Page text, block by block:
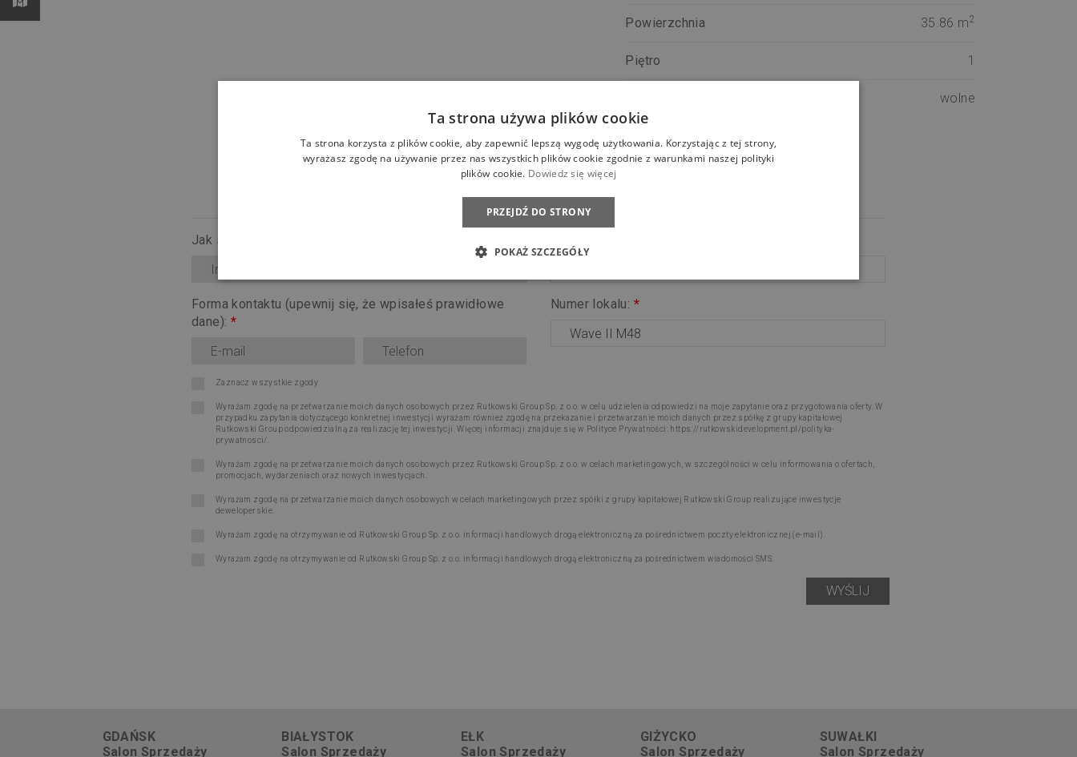
Powierzchnia 35.86 m2
Piętro 1
wolne
CHCĘ POZNAĆ SZCZEGÓŁY LOKALU
Proszę o kontakt.
Jak się nazywasz?
Forma kontaktu (upewnij się, że wpisałeś prawidłowe
dane): *
Numer lokalu: *
Zaznacz wszystkie zgody
Wyrażam zgodę na przetwarzanie moich danych osobowych przez Rutkowski Group Sp. z o.o. w celu udzielenia odpowiedzi na moje zapytanie oraz przygotowania oferty. W
przypadku zapytania dotyczącego konkretnej inwestycji wyrażam również zgodę na przekazanie i przetwarzanie moich danych przez spółkę z grupy kapitałowej
Rutkowski Group odpowiedzialną za realizację tej inwestycji. Więcej informacji znajduje się w Polityce Prywatności: https://rutkowskidevelopment.pl/polityka-
prywatnosci/.
Wyrażam zgodę na przetwarzanie moich danych osobowych przez Rutkowski Group Sp. z o.o. w celach marketingowych, w szczególności w celu informowania o ofertach,
promocjach, wydarzeniach oraz nowych inwestycjach.
Wyrażam zgodę na przetwarzanie moich danych osobowych w celach marketingowych przez spółki z grupy kapitałowej Rutkowski Group realizujące inwestycje
deweloperskie.
Wyrażam zgodę na otrzymywanie od Rutkowski Group Sp. z o.o. informacji handlowych drogą elektroniczną za pośrednictwem poczty elektronicznej (e-mail).
Wyrażam zgodę na otrzymywanie od Rutkowski Group Sp. z o.o. informacji handlowych drogą elektroniczną za pośrednictwem wiadomości SMS.
GDAŃSK
Salon Sprzedaży
BIAŁYSTOK
Salon Sprzedaży
EŁK
Salon Sprzedaży
GIŻYCKO
Salon Sprzedaży
SUWAŁKI
Salon Sprzedaży
Ta strona używa plików cookie
Ta strona korzysta z plików cookie, aby zapewnić lepszą wygodę użytkowania. Korzystając z tej strony,
wyrażasz zgodę na używanie przez nas wszystkich plików cookie zgodnie z warunkami naszej polityki
plików cookie. Dowiedz się więcej
PRZEJDŹ DO STRONY
POKAŻ SZCZEGÓŁY